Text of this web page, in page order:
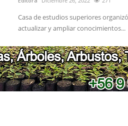
Casa de estudios superiores
actualizar y ampliar conocimientos...